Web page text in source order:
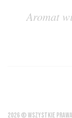
Aromat
2026 © WSZYSTKIE